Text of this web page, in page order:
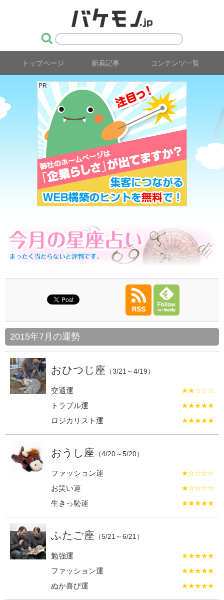
トップページ 新着記事 コンテンツ一覧
PR
2015年7月の運勢
おひつじ座 （3/21～4/19）
交通運
★★☆☆☆
トラブル運
★★★★★
ロジカリスト運
★★★★★
おうし座 （4/20～5/20）
ファッション運
★☆☆☆☆
お笑い運
★☆☆☆☆
生きっ恥運
★★★★★
ふたご座 （5/21～6/21）
勉強運
★★★★★
ファッション運
★★★★★
ぬか喜び運
★★★★★